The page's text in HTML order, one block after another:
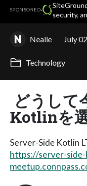
SPONSORED·
security,
Nealle July
Technology
どうして
Kotlinを
Server-Side Kotlin
https://server-